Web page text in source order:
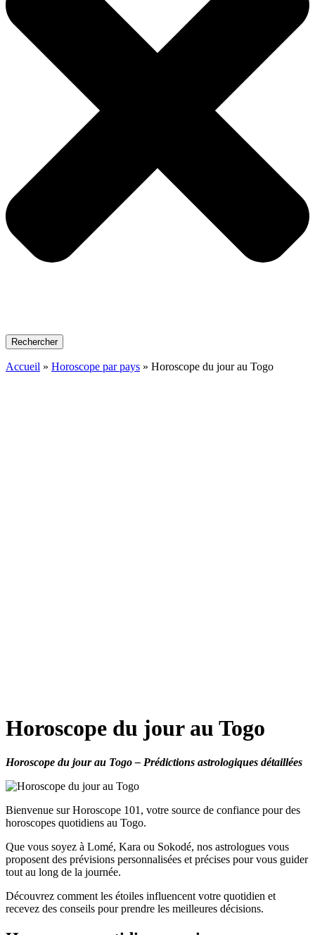
Rechercher
Accueil » Horoscope par pays » Horoscope du jour au Togo
Horoscope du jour au Togo
Horoscope du jour au Togo – Prédictions astrologiques détaillées
Bienvenue sur Horoscope 101, votre source de confiance pour des
horoscopes quotidiens au Togo.
Que vous soyez à Lomé, Kara ou Sokodé, nos astrologues vous
proposent des prévisions personnalisées et précises pour vous guider
tout au long de la journée.
Découvrez comment les étoiles influencent votre quotidien et
recevez des conseils pour prendre les meilleures décisions.